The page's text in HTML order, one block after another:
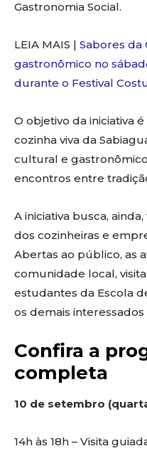
Gastronomia Social.
LEIA MAIS | Sabores
gastronômico no
durante o Festival
O objetivo da iniciativa
cozinha viva da
cultural e
encontros entre
A iniciativa busca,
dos cozinheiras e
Abertas ao público, as
comunidade local,
estudantes da Escola
os demais interessados
Confira a
completa
10 de setembro
14h às 18h – Visita